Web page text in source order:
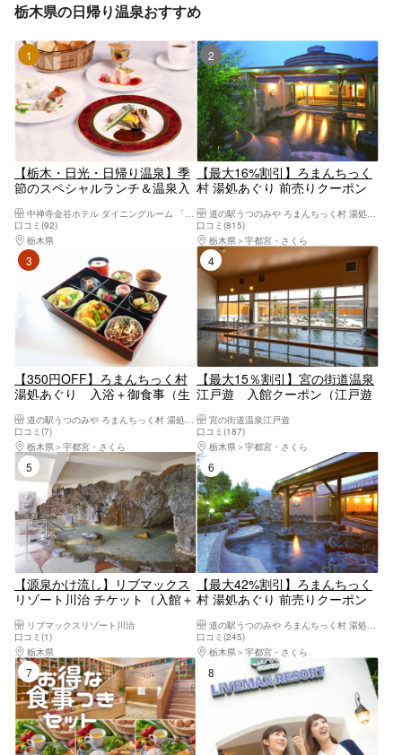
栃木県の日帰り温泉おすすめ
1位
【栃木・日光・日帰り温泉】季
節のスペシャルランチ＆温泉入
中禅寺金谷ホテル ダイニングルーム 「みずなら」
口コミ(92)
栃木県
日光・霧降高原・奥日光・中禅寺湖・今市
2位
【最大16%割引】ろまんちっく
村 湯処あぐり 前売りクーポン
道の駅うつのみや ろまんちっく村 湯処あぐり
口コミ(815)
栃木県
宇都宮・さくら
【350円OFF】ろまんちっく村
湯処あぐり 入浴＋御食事（生
膳）
口コミ(7)
栃木県
宇都宮・さくら
4位
【最大15％割引】宮の街道温泉
江戸遊 入館クーポン（江戸遊
スタオル付）
宮の街道温泉江戸遊
口コミ(187)
栃木県
宇都宮・さくら
5位
【源泉かけ流し】リブマックス
リゾート川治 チケット（入館＋
リブマックスリゾート川治
口コミ(1)
栃木県
日光・霧降高原・奥日光・中禅寺湖・今市
【最大42%割引】ろまんちっく
村 湯処あぐり 前売りクーポン
道の駅うつのみや ろまんちっく村 湯処あぐり
口コミ(245)
栃木県
宇都宮・さくら
7位 8位